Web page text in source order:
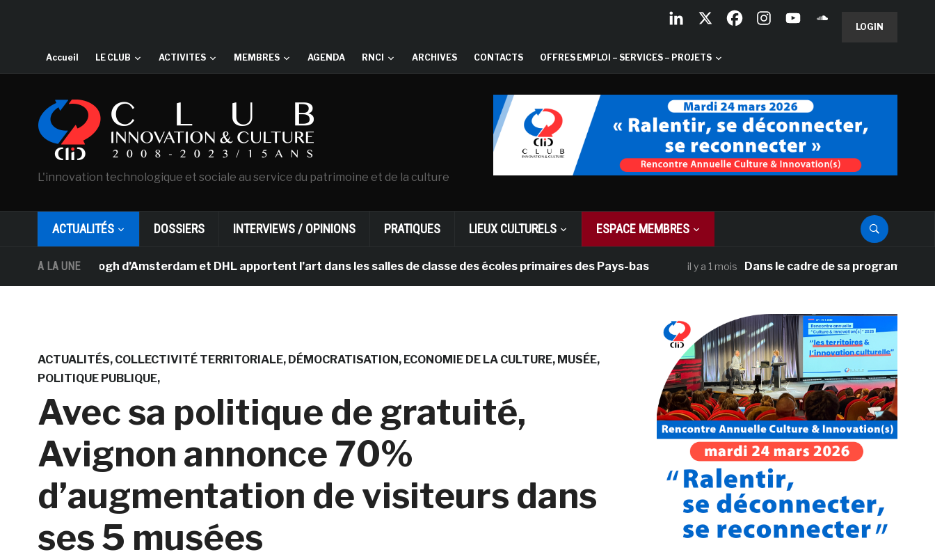
LOGIN
Accueil LE CLUB ACTIVITES MEMBRES AGENDA RNCI ARCHIVES CONTACTS OFFRES EMPLOI – SERVICES – PROJETS
L'innovation technologique et sociale au service du patrimoine et de la culture
ACTUALITÉS DOSSIERS INTERVIEWS / OPINIONS PRATIQUES LIEUX CULTURELS ESPACE MEMBRES
A LA UNE
Van Gogh d’Amsterdam et DHL apportent l’art dans les salles de classe des écoles primaires des Pays-bas il y a 1 mois Dans le cadre de sa programmation
ACTUALITÉS COLLECTIVITÉ TERRITORIALE DÉMOCRATISATION ECONOMIE DE LA CULTURE MUSÉE
POLITIQUE PUBLIQUE
Avec sa politique de gratuité,
Avignon annonce 70%
d’augmentation de visiteurs dans
ses 5 musées